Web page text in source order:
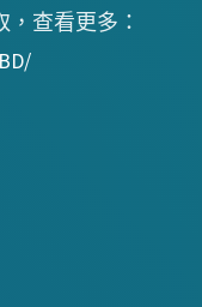
查看更多：